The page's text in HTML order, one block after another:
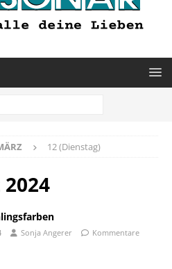
12 (Dienstag)
Sonja Angerer
Kommentare